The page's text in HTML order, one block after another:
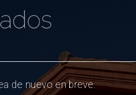
de nuevo en breve.